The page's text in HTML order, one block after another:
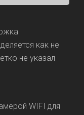
как не
не указал